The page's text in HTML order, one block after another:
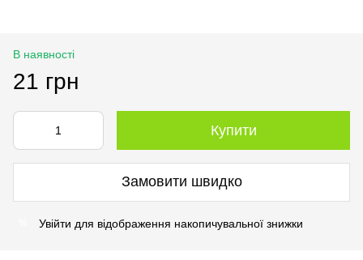
В наявності
21 грн
Купити
Замовити швидко
Увійти для відображення накопичувальної знижки